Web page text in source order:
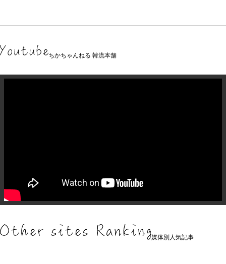
ちかちゃんねる 韓流本舗
媒体別人気記事